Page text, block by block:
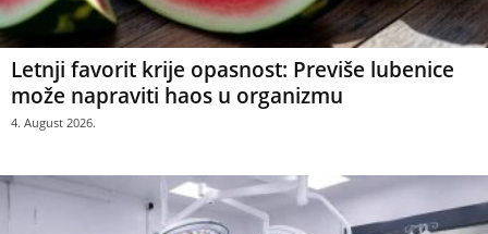
Letnji favorit krije opasnost: Previše lubenice
može napraviti haos u organizmu
4. August 2026.